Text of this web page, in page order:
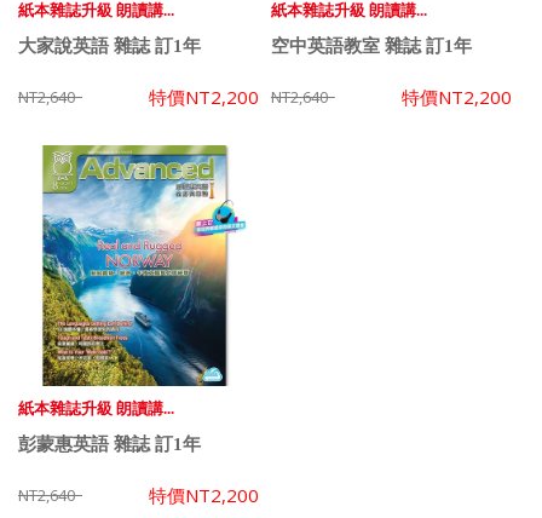
紙本雜誌升級 朗讀講...
大家說英語 雜誌 訂1年
NT2,640 特價NT2,200
紙本雜誌升級 朗讀講...
空中英語教室 雜誌 訂1年
NT2,640 特價NT2,200
紙本雜誌升級 朗讀講...
彭蒙惠英語 雜誌 訂1年
NT2,640 特價NT2,200